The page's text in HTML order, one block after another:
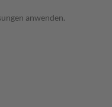
anwenden.